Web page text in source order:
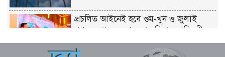
প্রচলিত আইনেই হবে গুম-খুন ও জুলাই
গণঅভ্যুত্থানের নৃশংসতার বিচার: প্রতিমন্ত্রী
মীর হেলাল